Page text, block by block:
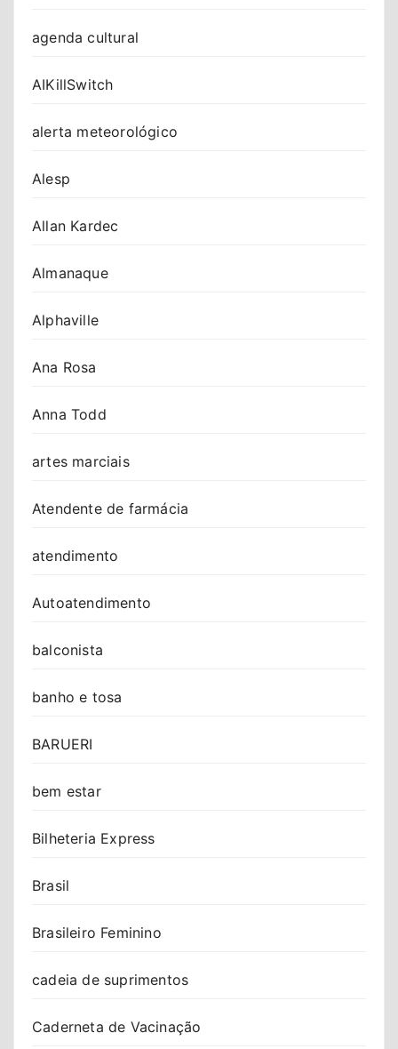
agenda cultural
AIKillSwitch
alerta meteorológico
Alesp
Allan Kardec
Almanaque
Alphaville
Ana Rosa
Anna Todd
artes marciais
Atendente de farmácia
atendimento
Autoatendimento
balconista
banho e tosa
BARUERI
bem estar
Bilheteria Express
Brasil
Brasileiro Feminino
cadeia de suprimentos
Caderneta de Vacinação